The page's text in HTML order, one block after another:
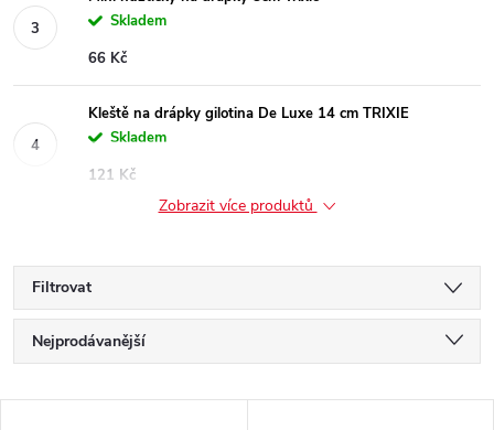
Skladem
66 Kč
Kleště na drápky gilotina De Luxe 14 cm TRIXIE
Skladem
121 Kč
Zobrazit více produktů
Filtrovat
Ř
a
Nejprodávanější